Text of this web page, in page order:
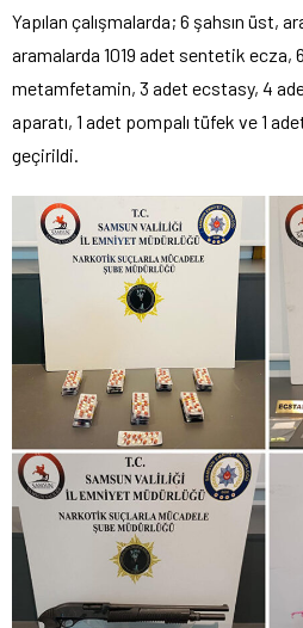
Yapılan çalışmalarda; 6 şahsın üst,
aramalarda 1019 adet sentetik ecza,
metamfetamin, 3 adet ecstasy, 4
aparatı, 1 adet pompalı tüfek ve 1
geçirildi.